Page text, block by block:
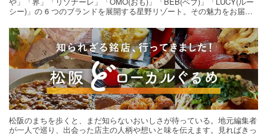
シー)」の 6 つのブランドを展開する星野リゾート。その魅力をお届け
松阪のまちを歩くと、まだ知らないおいしさが待っている。地元編集者
が一人で巡り、出会った店主の人柄や想いと味を伝えます。見ればきっ